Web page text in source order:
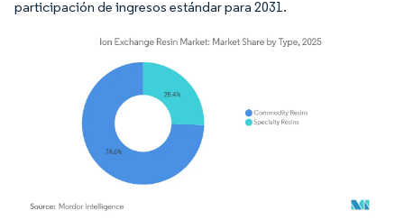
participación de ingresos estándar para 2031.